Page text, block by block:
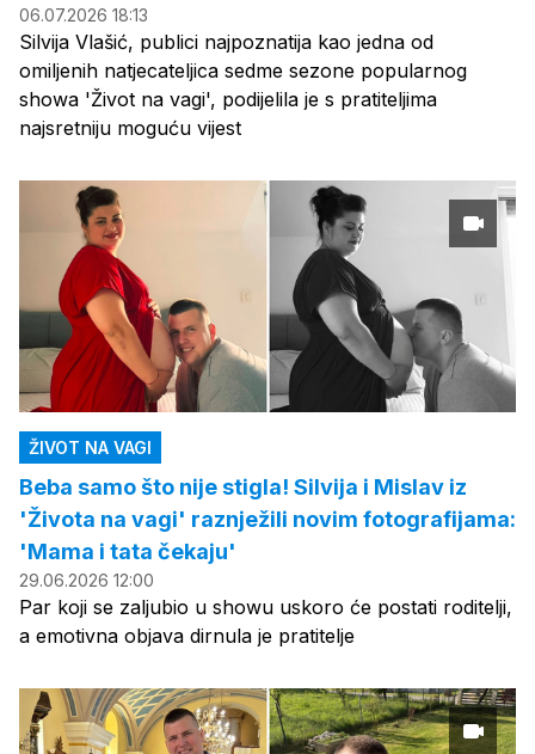
06.07.2026 18:13
Silvija Vlašić, publici najpoznatija kao jedna od
omiljenih natjecateljica sedme sezone popularnog
showa 'Život na vagi', podijelila je s pratiteljima
najsretniju moguću vijest
ŽIVOT NA VAGI
Beba samo što nije stigla! Silvija i Mislav iz
'Života na vagi' raznježili novim fotografijama:
'Mama i tata čekaju'
29.06.2026 12:00
Par koji se zaljubio u showu uskoro će postati roditelji,
a emotivna objava dirnula je pratitelje